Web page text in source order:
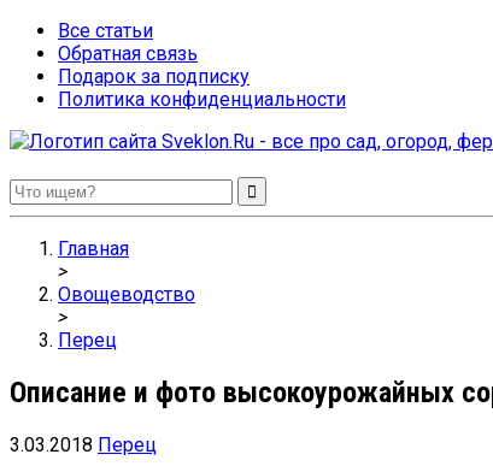
Все статьи
Обратная связь
Подарок за подписку
Политика конфиденциальности
Sveklon.Ru – все про сад, огород, фермерство и птицеводство
Главная
>
Овощеводство
>
Перец
Описание и фото высокоурожайных
3.03.2018 Перец